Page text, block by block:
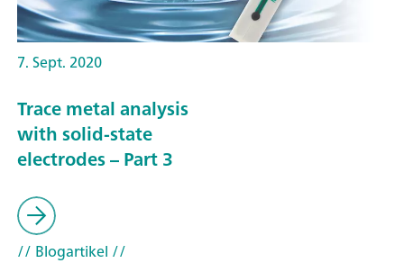
7. Sept. 2020
Trace metal analysis
with solid-state
electrodes – Part 3
// Blogartikel //